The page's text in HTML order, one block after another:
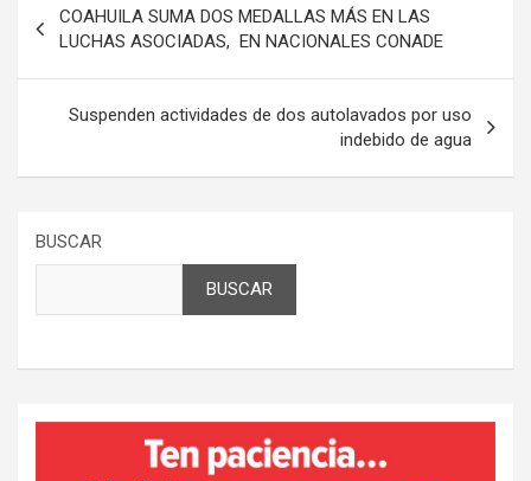
de
entradas
COAHUILA SUMA DOS MEDALLAS MÁS EN LAS
LUCHAS ASOCIADAS, EN NACIONALES CONADE
Suspenden actividades de dos autolavados por uso
indebido de agua
BUSCAR
BUSCAR